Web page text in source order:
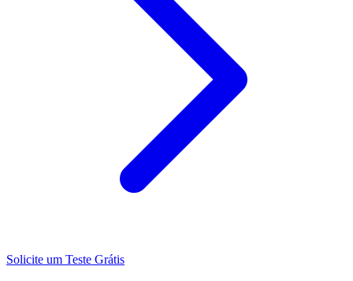
Solicite um Teste Grátis